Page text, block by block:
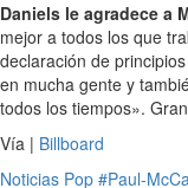
Daniels le agradece a
mejor a todos los que
declaración de
en mucha gente y
todos los tiempos».
Vía | Billboard
Noticias Pop #Paul-